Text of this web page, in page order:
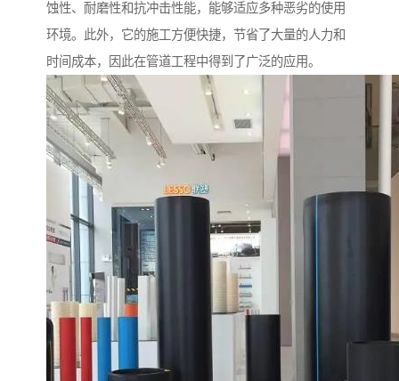
蚀性、耐磨性和抗冲击性能，能够适应多种恶劣的使用
环境。此外，它的施工方便快捷，节省了大量的人力和
时间成本，因此在管道工程中得到了广泛的应用。